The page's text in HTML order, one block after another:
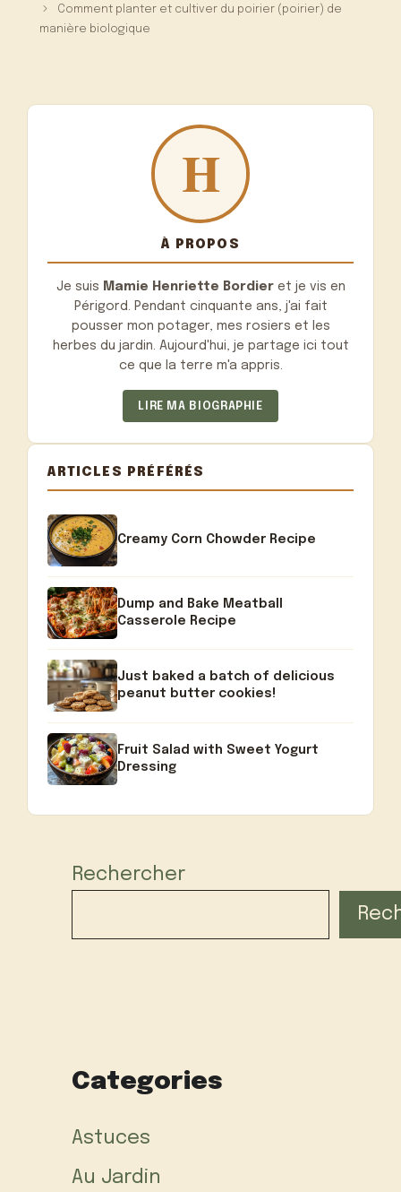
Comment planter et cultiver du poirier (poirier) de
manière biologique
À PROPOS
Je suis Mamie Henriette Bordieret je vis en
Périgord. Pendant cinquante ans, j'ai fait
pousser mon potager, mes rosiers et les
herbes du jardin. Aujourd'hui, je partage ici tout
ce que la terre m'a appris.
LIRE MA BIOGRAPHIE
ARTICLES PRÉFÉRÉS
Creamy Corn Chowder Recipe
Dump and Bake Meatball
Casserole Recipe
Just baked a batch of delicious
peanut butter cookies!
Fruit Salad with Sweet Yogurt
Dressing
Rechercher
Categories
Astuces
Au Jardin